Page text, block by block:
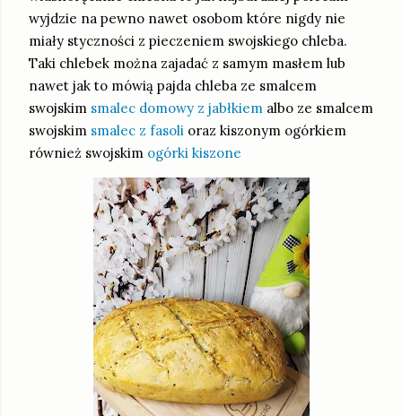
wyjdzie na pewno nawet osobom które nigdy nie
miały styczności z pieczeniem swojskiego chleba.
Taki chlebek można zajadać z samym masłem lub
nawet jak to mówią pajda chleba ze smalcem
swojskim smalec domowy z jabłkiem albo ze smalcem
swojskim smalec z fasoli oraz kiszonym ogórkiem
również swojskim ogórki kiszone